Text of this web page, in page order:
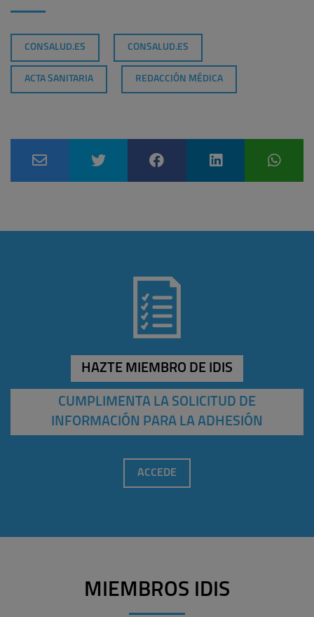
CONSALUD.ES CONSALUD.ES
ACTA SANITARIA REDACCIÓN MÉDICA
HAZTE MIEMBRO DE IDIS
CUMPLIMENTA LA SOLICITUD DE
INFORMACIÓN PARA LA ADHESIÓN
ACCEDE
MIEMBROS IDIS